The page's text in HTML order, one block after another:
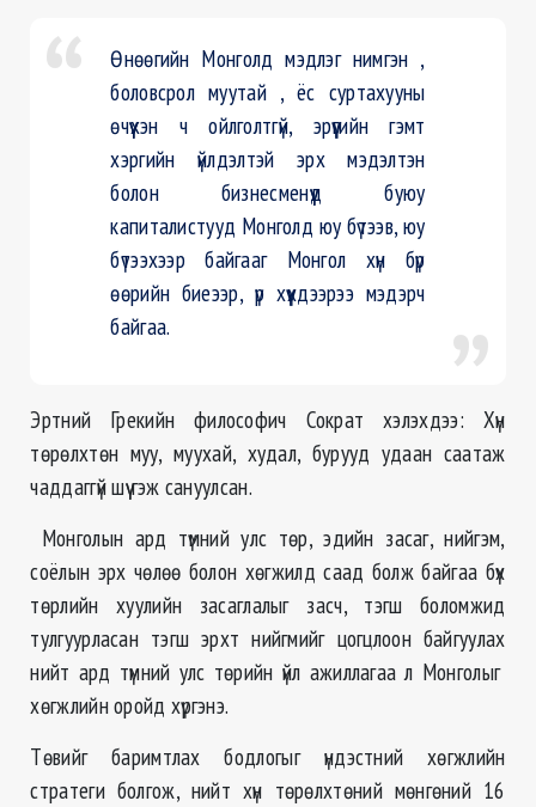
Өнөөгийн Монголд мэдлэг нимгэн ,
боловсрол муутай , ёс суртахууны
өчүүхэн ч ойлголтгүй, эрүүгийн гэмт
хэргийн үйлдэлтэй эрх мэдэлтэн
болон бизнесменүүд буюу
капиталистууд Монголд юу бүтээв, юу
бүтээхээр байгааг Монгол хүн бүр
өөрийн биеээр, үр хүүхдээрээ мэдэрч
байгаа.
Эртний Грекийн философич Сократ хэлэхдээ: Хүн
төрөлхтөн муу, муухай, худал, бурууд удаан саатаж
чаддаггүй шүү гэж сануулсан.
Монголын ард түмний улс төр, эдийн засаг, нийгэм,
соёлын эрх чөлөө болон хөгжилд саад болж байгаа бүх
төрлийн хуулийн засаглалыг засч, тэгш боломжид
тулгуурласан тэгш эрхт нийгмийг цогцлоон байгуулах
нийт ард түмний улс төрийн үйл ажиллагаа л Монголыг
хөгжлийн оройд хүргэнэ.
Төвийг баримтлах бодлогыг үндэстний хөгжлийн
стратеги болгож, нийт хүн төрөлхтөний мөнгөний 16